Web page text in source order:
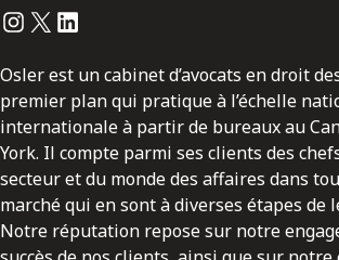
Instagram
Twitter
LinkedIn
Osler est un cabinet d’avocats en droit
premier plan qui pratique à l’échelle
internationale à partir de bureaux au
York. Il compte parmi ses clients des
secteur et du monde des affaires dans
marché qui en sont à diverses étapes de
Notre réputation repose sur notre